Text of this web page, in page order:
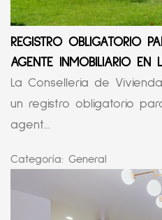
REGISTRO OBLIGATORIO
AGENTE INMOBILIARIO EN
La Conselleria de
un registro obligatorio
agent...
Categoría: General